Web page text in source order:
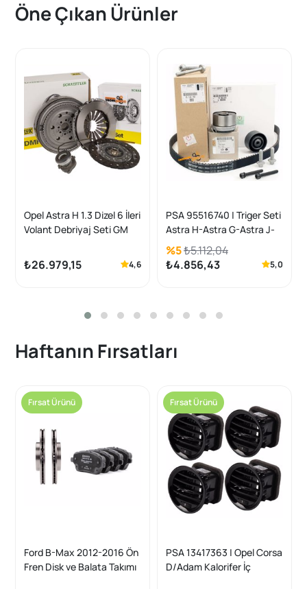
Öne Çıkan Ürünler
Opel Astra H 1.3 Dizel 6 İleri
Volant Debriyaj Seti GM
₺26.979,15 4,6
PSA 95516740 | Triger Seti
Astra H-Astra G-Astra J-
İnsignia-Meriva A-Zafira B
(Z16XEP /Z16XER
/A16XER /B16XER)
%5₺5.112,04
₺4.856,43
5,0
Haftanın Fırsatları
Fırsat Ürünü
Ford B-Max 2012-2016 Ön
Fren Disk ve Balata Takımı
Fırsat Ürünü
PSA 13417363 | Opel Corsa
D/Adam Kalorifer İç